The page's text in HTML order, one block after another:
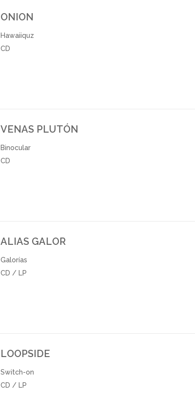
ONION
Hawaiiquz
CD
VENAS PLUTÓN
Binocular
CD
ALIAS GALOR
Galorías
CD / LP
LOOPSIDE
Switch-on
CD / LP